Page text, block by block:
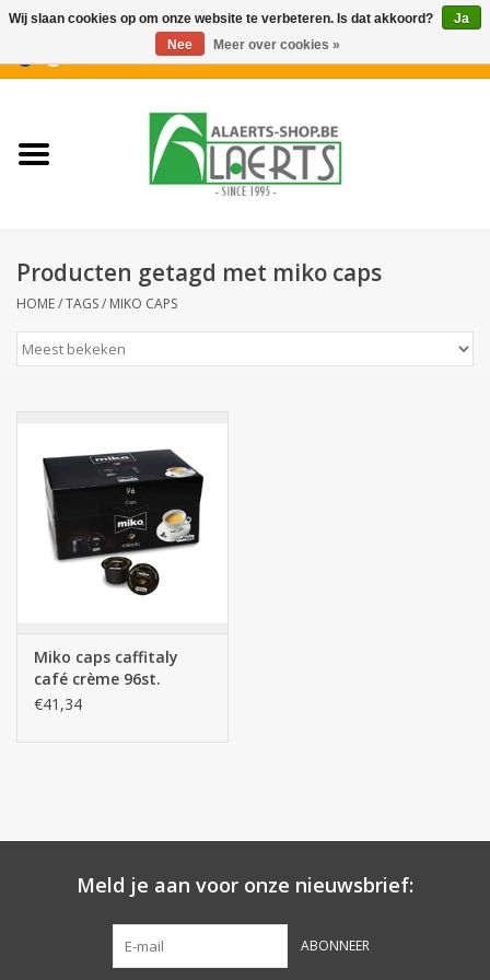
Nieuwigheden
Confiserie
Aperitiefkoekjes
Botanicals
Snoeppot-Snoep
Kassarollen
Cleaning-producten
Koffiemachines
Kantoorbenodigdheden
Producten getagd met miko caps
HOME/TAGS/ MIKO CAPS
Miko caps caffitaly
café crème 96st.
€41,34
Meld je aan voor onze nieuwsbrief:
ABONNEER
Wij slaan cookies op om onze website te verbeteren. Is dat akkoord?
Ja
Nee
Meer over cookies »